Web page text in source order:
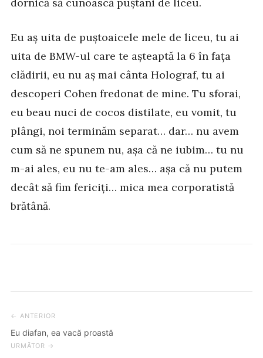
Eu aș uita de puștoaicele mele de liceu, tu ai
uita de BMW-ul care te așteaptă la 6 în fața
clădirii, eu nu aș mai cânta Holograf, tu ai
descoperi Cohen fredonat de mine. Tu sforai,
eu beau nuci de cocos distilate, eu vomit, tu
plângi, noi terminăm separat… dar… nu avem
cum să ne spunem nu, așa că ne iubim… tu nu
m-ai ales, eu nu te-am ales… așa că nu putem
decât să fim fericiți… mica mea corporatistă
brătână.
Post
navigation
← ANTERIOR
Eu diafan, ea vacă proastă
URMĂTOR →